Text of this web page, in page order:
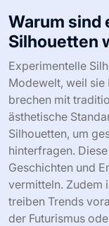
Warum sind
Silhouetten
Experimentelle
Modewelt, weil
brechen mit
ästhetische
Silhouetten, um
hinterfragen.
Geschichten und
vermitteln. Zudem
treiben Trends
der Futurismus